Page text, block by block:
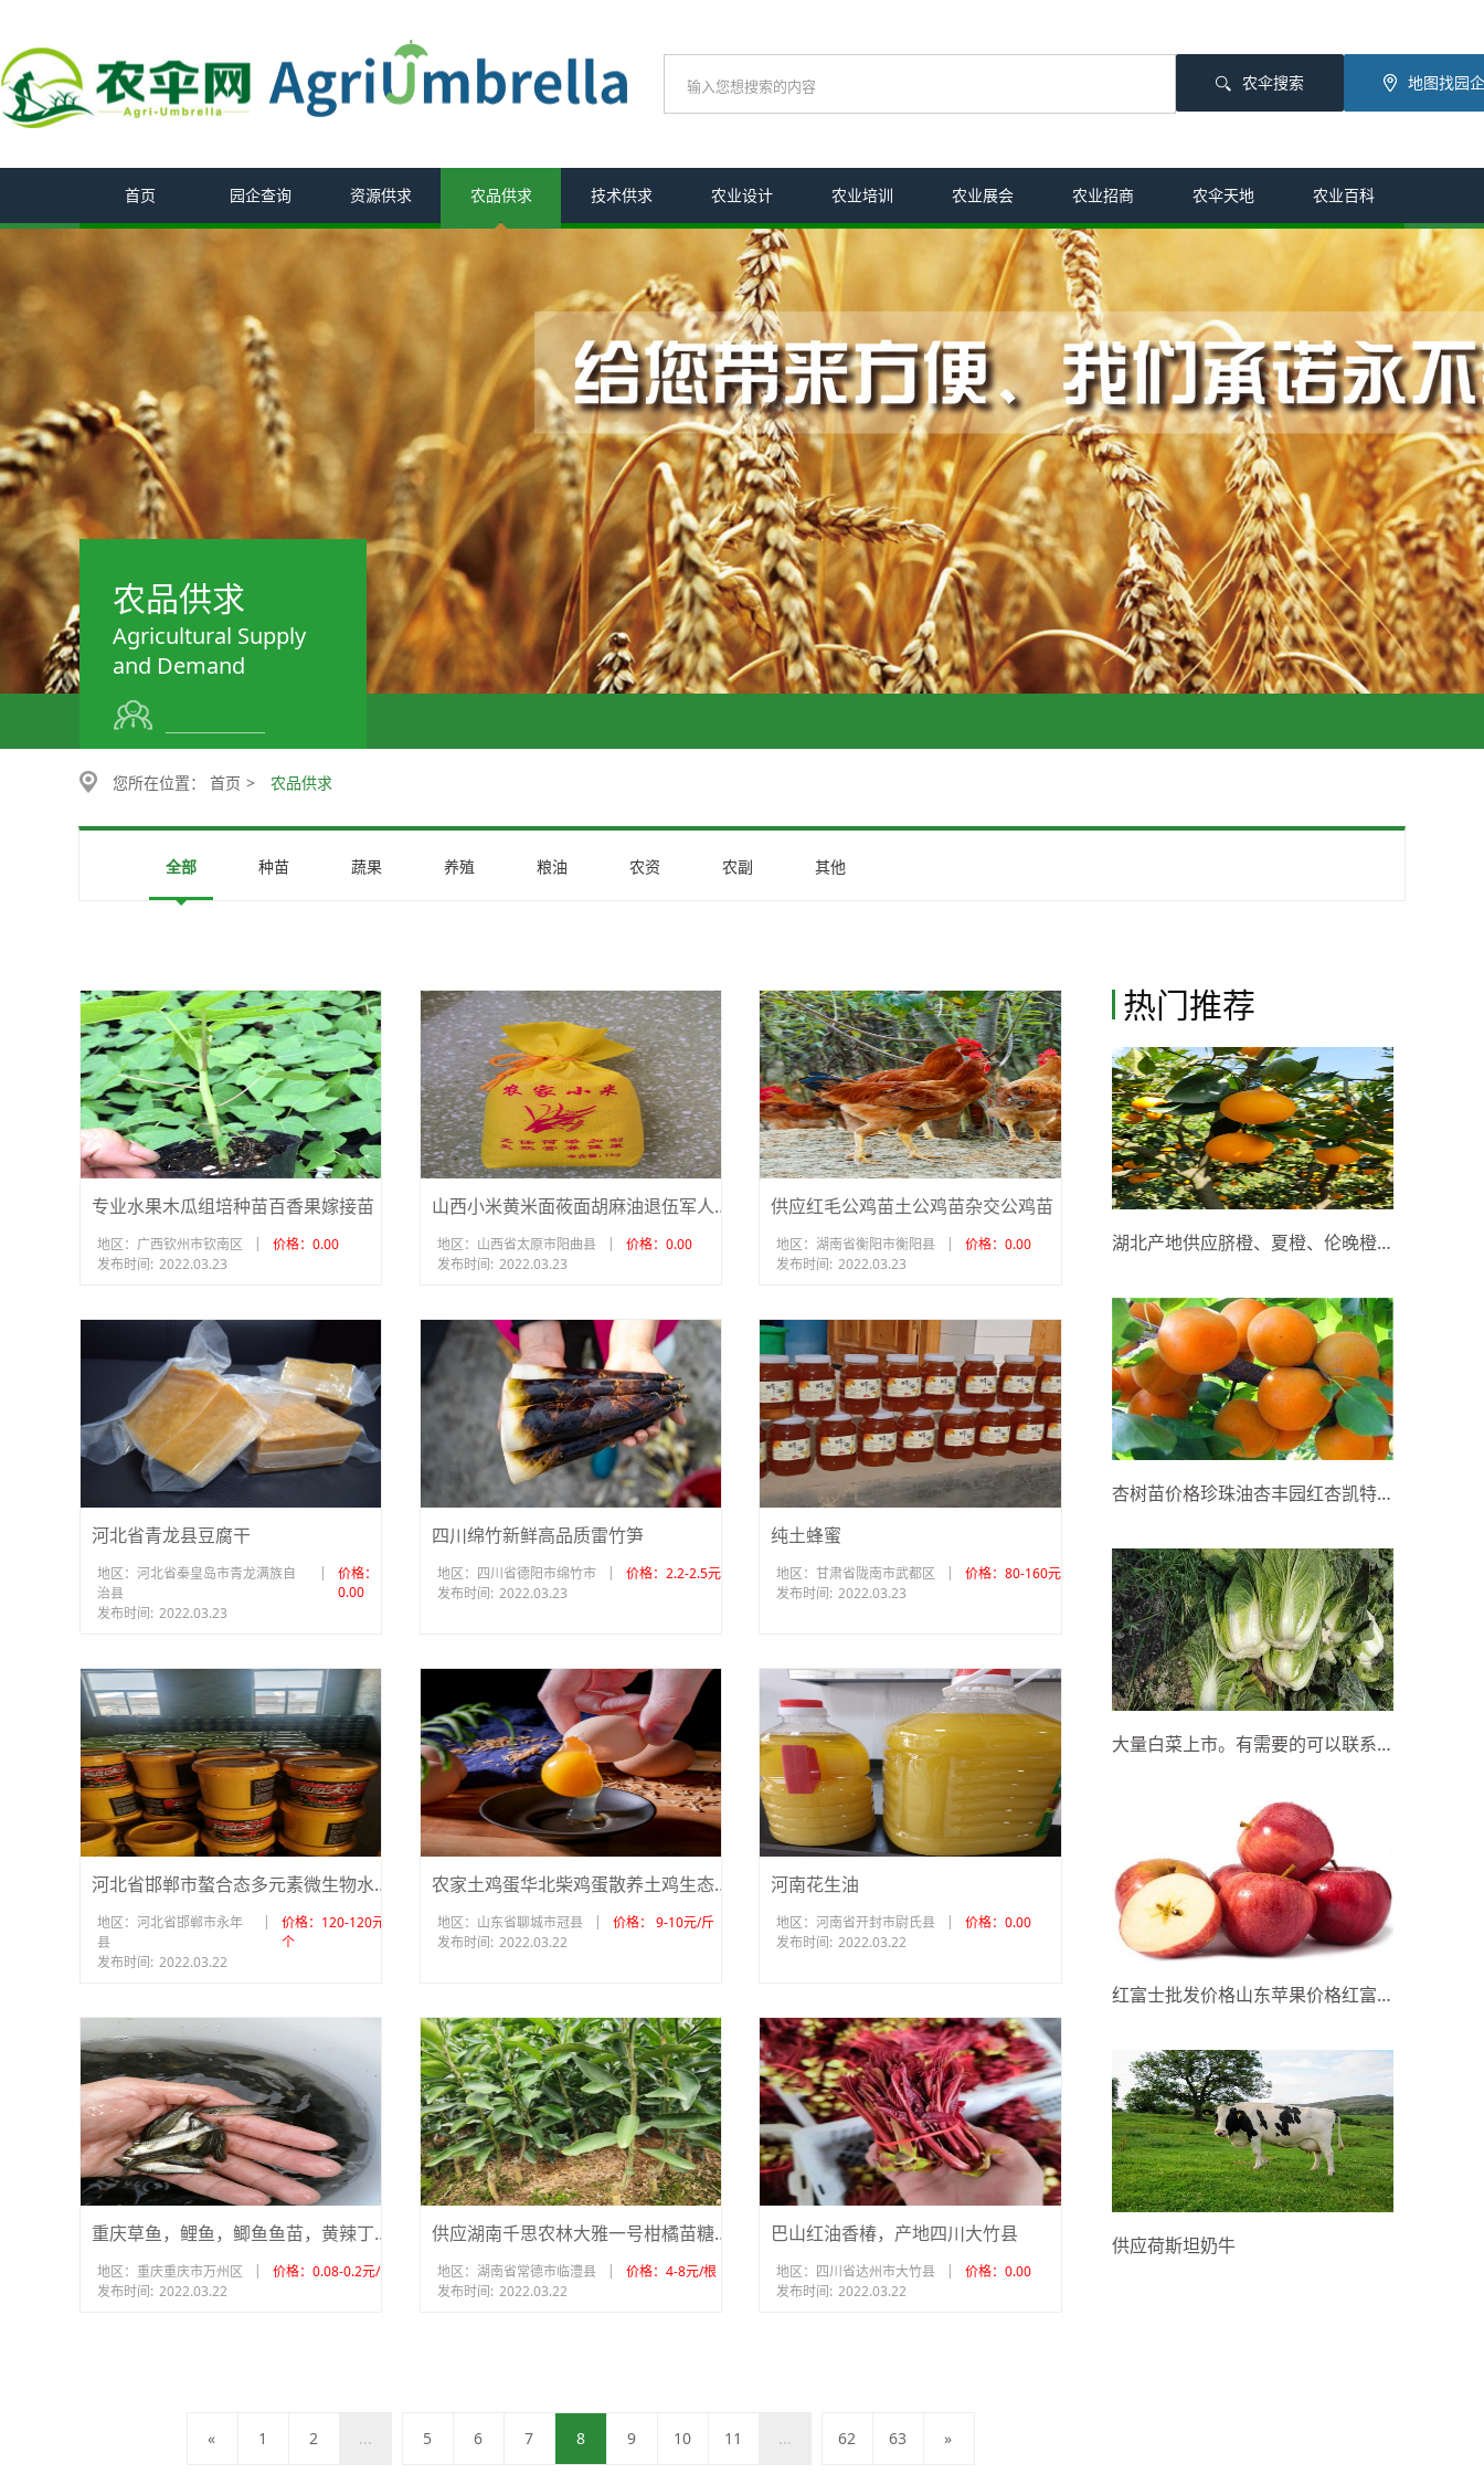
农伞搜索 地图找园
首页 园企查询 资源供求 农品供求 技术供求 农业设计 农业培训 农业展会 农业招商 农伞天地 农业百科
农品供求
Agricultural Supply
and Demand
您所在位置： 首页 > 农品供求
全部 种苗 蔬果 养殖 粮油 农资 农副 其他
专业水果木瓜组培种苗百香果嫁接苗
地区：广西钦州市钦南区 |
价格：0.00
发布时间: 2022.03.23
山西小米黄米面莜面胡麻油退伍军人无公害种植
地区：山西省太原市阳曲县 |
价格：0.00
发布时间: 2022.03.23
供应红毛公鸡苗土公鸡苗杂交公鸡苗
地区：湖南省衡阳市衡阳县 |
价格：0.00
发布时间: 2022.03.23
河北省青龙县豆腐干
地区：河北省秦皇岛市青龙满族自
治县
|
价格：
0.00
发布时间: 2022.03.23
四川绵竹新鲜高品质雷竹笋
地区：四川省德阳市绵竹市 |
价格：2.2-2.5元/斤
发布时间: 2022.03.23
纯土蜂蜜
地区：甘肃省陇南市武都区 |
价格：80-160元/斤
发布时间: 2022.03.23
河北省邯郸市螯合态多元素微生物水溶肥
地区：河北省邯郸市永年
县
|
价格：120-120元/
个
发布时间: 2022.03.22
农家土鸡蛋华北柴鸡蛋散养土鸡生态环境
地区：山东省聊城市冠县 |
价格： 9-10元/斤
发布时间: 2022.03.22
河南花生油
地区：河南省开封市尉氏县 |
价格：0.00
发布时间: 2022.03.22
重庆草鱼，鲤鱼，鲫鱼鱼苗，黄辣丁，大口鲶鱼苗
地区：重庆重庆市万州区 |
价格：0.08-0.2元/个
发布时间: 2022.03.22
供应湖南千思农林大雅一号柑橘苗糖度高细脆化渣
地区：湖南省常德市临澧县 |
价格：4-8元/根
发布时间: 2022.03.22
巴山红油香椿，产地四川大竹县
地区：四川省达州市大竹县 |
价格：0.00
发布时间: 2022.03.22
« 1 2 ... 5 6 7 8 9 10 11 ... 62 63 »
热门推荐
湖北产地供应脐橙、夏橙、伦晚橙、果大皮薄、多汁化渣
杏树苗价格珍珠油杏丰园红杏凯特杏树苗批发
大量白菜上市。有需要的可以联系我。无冒苔，无烧心。支持田里看货大...
红富士批发价格山东苹果价格红富士苹果销售价格
供应荷斯坦奶牛